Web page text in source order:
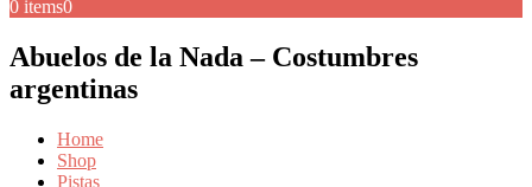
0 items0
Abuelos de la Nada – Costumbres
argentinas
Home
Shop
Pistas